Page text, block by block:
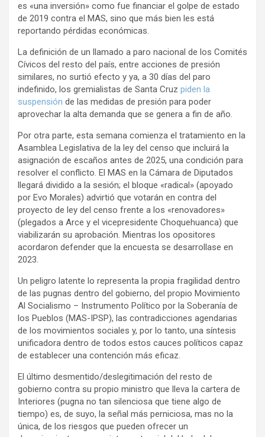
es «una inversión» como fue financiar el golpe de estado
de 2019 contra el MAS, sino que más bien les está
reportando pérdidas económicas.
La definición de un llamado a paro nacional de los Comités
Cívicos del resto del país, entre acciones de presión
similares, no surtió efecto y ya, a 30 días del paro
indefinido, los gremialistas de Santa Cruz piden la
suspensión de las medidas de presión para poder
aprovechar la alta demanda que se genera a fin de año.
Por otra parte, esta semana comienza el tratamiento en la
Asamblea Legislativa de la ley del censo que incluirá la
asignación de escaños antes de 2025, una condición para
resolver el conflicto. El MAS en la Cámara de Diputados
llegará dividido a la sesión; el bloque «radical» (apoyado
por Evo Morales) advirtió que votarán en contra del
proyecto de ley del censo frente a los «renovadores»
(plegados a Arce y el vicepresidente Choquehuanca) que
viabilizarán su aprobación. Mientras los opositores
acordaron defender que la encuesta se desarrollase en
2023.
Un peligro latente lo representa la propia fragilidad dentro
de las pugnas dentro del gobierno, del propio Movimiento
Al Socialismo – Instrumento Político por la Soberanía de
los Pueblos (MAS-IPSP), las contradicciones agendarias
de los movimientos sociales y, por lo tanto, una síntesis
unificadora dentro de todos estos cauces políticos capaz
de establecer una contención más eficaz.
El último desmentido/deslegitimación del resto de
gobierno contra su propio ministro que lleva la cartera de
Interiores (pugna no tan silenciosa que tiene algo de
tiempo) es, de suyo, la señal más perniciosa, mas no la
única, de los riesgos que pueden ofrecer un